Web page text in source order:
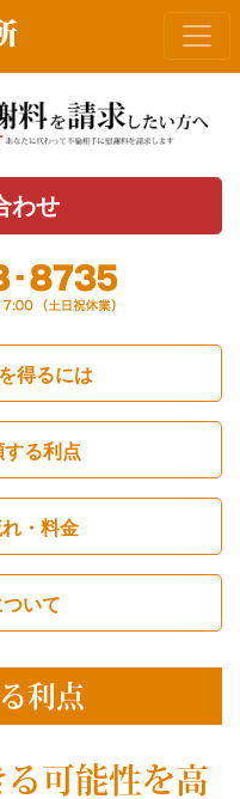
わせ
得るには
る利点
・料金
いて
利点
可能性を高